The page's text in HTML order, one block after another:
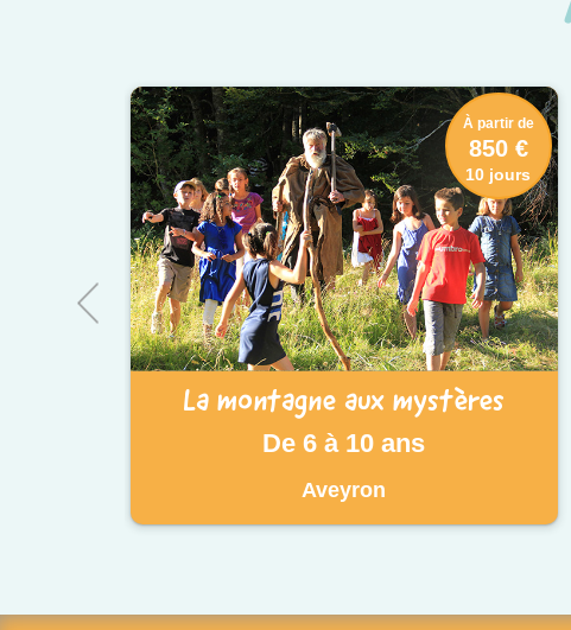
La montagne aux mystères
De 6 à 10 ans
Aveyron
À partir de
850 €
10 jours